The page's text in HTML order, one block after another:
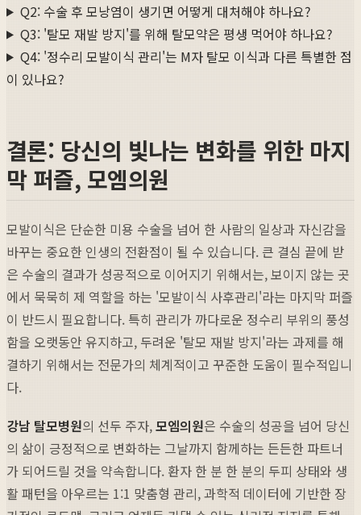
Q2: 수술 후 모낭염이 생기면 어떻게 대처해야 하나요?
Q3: '탈모 재발 방지'를 위해 탈모약은 평생 먹어야 하나요?
Q4: '정수리 모발이식 관리'는 M자 탈모 이식과 다른 특별한 점
이 있나요?
결론: 당신의 빛나는 변화를 위한 마지
막 퍼즐, 모엠의원
모발이식은 단순한 미용 수술을 넘어 한 사람의 일상과 자신감을
바꾸는 중요한 인생의 전환점이 될 수 있습니다. 큰 결심 끝에 받
은 수술의 결과가 성공적으로 이어지기 위해서는, 보이지 않는 곳
에서 묵묵히 제 역할을 하는 '모발이식 사후관리'라는 마지막 퍼즐
이 반드시 필요합니다. 특히 관리가 까다로운 정수리 부위의 풍성
함을 오랫동안 유지하고, 두려운 '탈모 재발 방지'라는 과제를 해
결하기 위해서는 전문가의 체계적이고 꾸준한 도움이 필수적입니
다.
강남 탈모병원의 선두 주자,모엠의원은 수술의 성공을 넘어 당신
의 삶이 긍정적으로 변화하는 그날까지 함께하는 든든한 파트너
가 되어드릴 것을 약속합니다. 환자 한 분 한 분의 두피 상태와 생
활 패턴을 아우르는 1:1 맞춤형 관리, 과학적 데이터에 기반한 장